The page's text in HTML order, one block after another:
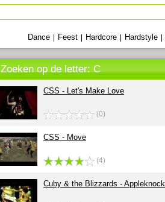
Dance Feest Hardcore Hardstyle
Zoeken op de letter: C
CSS - Let's Make Love
(0)
CSS - Move
(4)
Cuby & the Blizzards -